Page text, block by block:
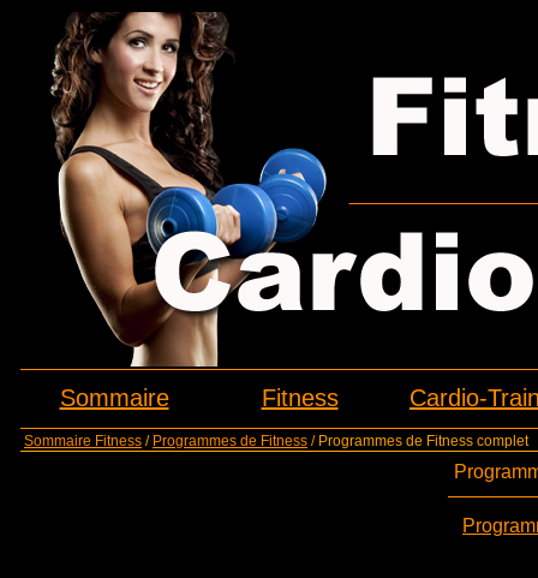
Sommaire Fitness Cardio-
Sommaire Fitness / Programmes de Fitness / Programmes de Fitness complet